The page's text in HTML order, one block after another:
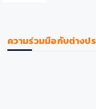
ความร่วมมือกับต่างป